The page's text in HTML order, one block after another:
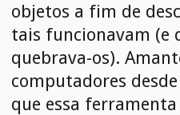
objetos a fim de
tais funcionavam (e
quebrava-os).
computadores
que essa